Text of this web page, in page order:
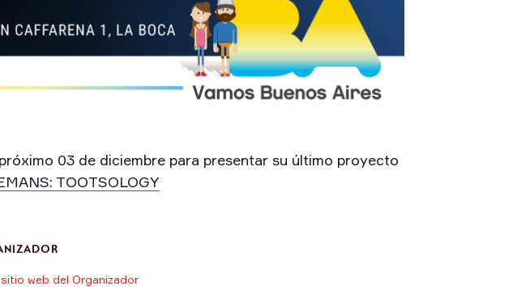
03 de diciembre para presentar su último proyecto
TOOTSOLOGY
sitio web del Organizador